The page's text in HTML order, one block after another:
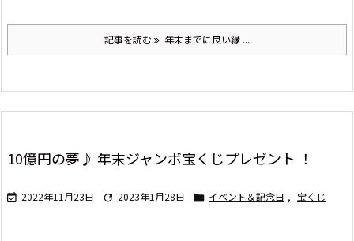
記事を読む 年末までに良い縁 ...
10億円の夢♪ 年末ジャンボ宝くじプレゼント ！
 2022年11月23日  2023年1月28日  イベント＆記念日 , 宝くじ